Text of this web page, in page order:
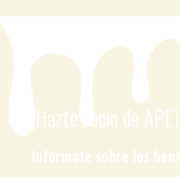
¡Hazte socio de
Infórmate sobre los